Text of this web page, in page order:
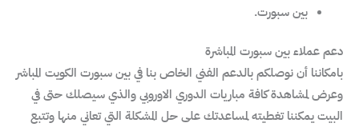
بين سبورت.
دعم عملاء بين سبورت المباشرة
بامكاننا أن نوصلكم بالدعم الفني الخاص بنا في بين سبورت الكويت المباشر
وعرض لمشاهدة كافة مباريات الدوري الاوروبي والذي سيصلك حتى في
البيت يمكننا تغطيته لمساعدتك على حل المشكلة التي تعاني منها وتتبع